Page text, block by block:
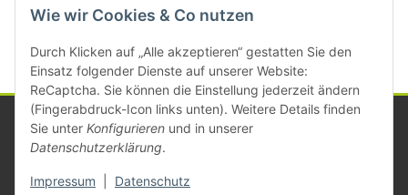
Wie wir Cookies & Co nutzen
Durch Klicken auf „Alle akzeptieren“ gestatten Sie den
Einsatz folgender Dienste auf unserer Website:
ReCaptcha. Sie können die Einstellung jederzeit ändern
(Fingerabdruck-Icon links unten). Weitere Details finden
Sie unter Konfigurieren und in unserer
Datenschutzerklärung.
Impressum Datenschutz
Kategorien